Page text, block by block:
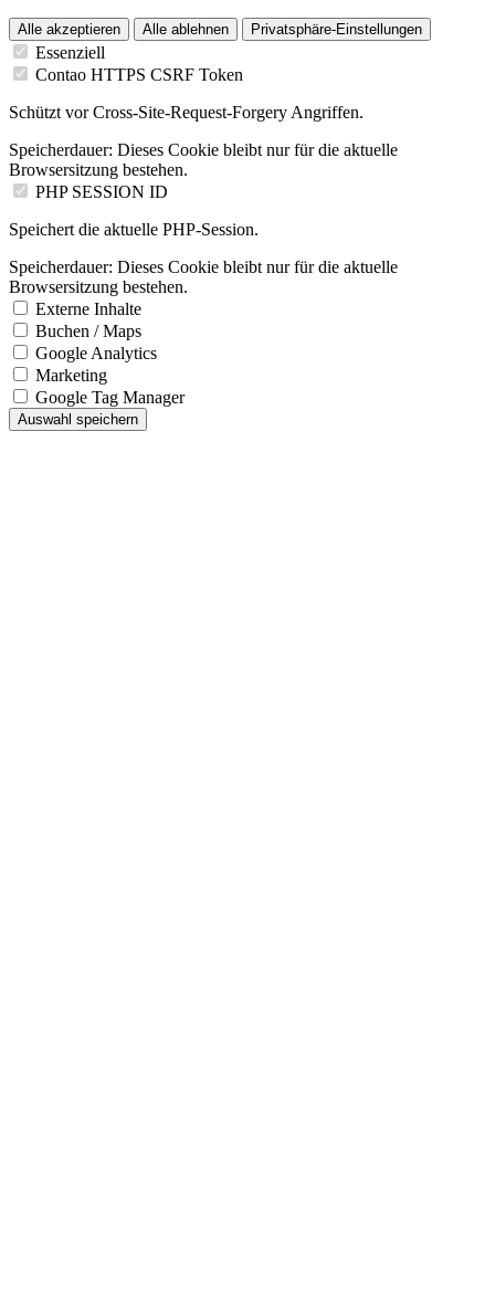
Alle akzeptieren Alle ablehnen Privatsphäre-Einstellungen
Essenziell
Contao HTTPS CSRF Token
Schützt vor Cross-Site-Request-Forgery Angriffen.
Speicherdauer: Dieses Cookie bleibt nur für die aktuelle
Browsersitzung bestehen.
PHP SESSION ID
Speichert die aktuelle PHP-Session.
Speicherdauer: Dieses Cookie bleibt nur für die aktuelle
Browsersitzung bestehen.
Externe Inhalte
Buchen / Maps
Google Analytics
Marketing
Google Tag Manager
Auswahl speichern